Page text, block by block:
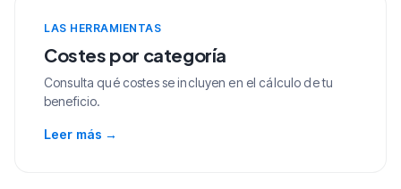
LAS HERRAMIENTAS
Costes por categoría
Consulta qué costes se incluyen en el cálculo de tu
beneficio.
Leer más →